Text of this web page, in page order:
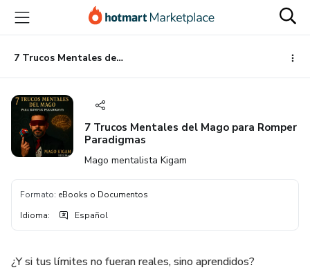
principal
página
de
página
7 Trucos Mentales del Mago para Romper Paradigmas
7 Trucos Mentales del Mago para Romper
Paradigmas
Mago mentalista Kigam
Formato: eBooks o Documentos
Idioma: Español
¿Y si tus límites no fueran reales, sino aprendidos?